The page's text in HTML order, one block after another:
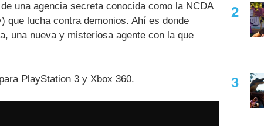
una agencia secreta conocida como la NCDA
que lucha contra demonios. Ahí es donde
una nueva y misteriosa agente con la que
PlayStation 3 y Xbox 360.